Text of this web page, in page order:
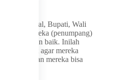
Danlanal, Bupati, Wali
Mereka (penumpang)
antar dengan baik. Inilah
masyarakat agar mereka
tahun depan mereka bisa